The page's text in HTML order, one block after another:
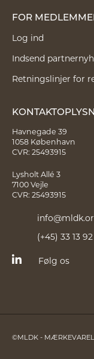
FOR
Log ind
Indsend
Retningslinjer for
Havnegade 39
1058 København
CVR: 25493915
Lysholt Allé 3
7100 Vejle
CVR: 25493915
(+45) 33 13
Følg os
©MLDK -